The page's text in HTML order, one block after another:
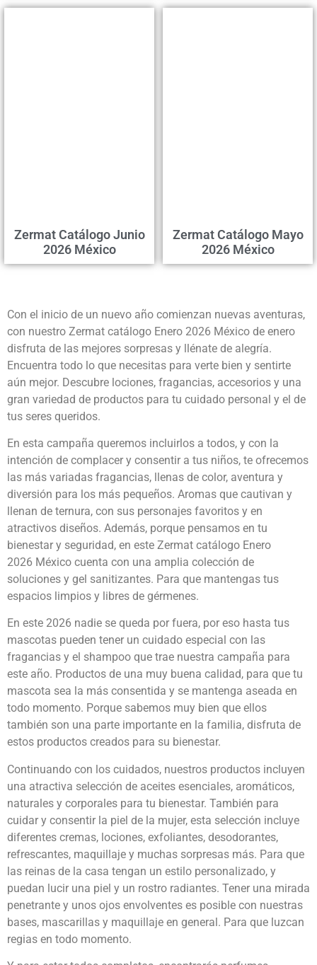
Zermat Catálogo Junio
2026 México
Zermat Catálogo Mayo
2026 México
Con el inicio de un nuevo año comienzan nuevas aventuras,
con nuestro Zermat catálogo Enero 2026 México de enero
disfruta de las mejores sorpresas y llénate de alegría.
Encuentra todo lo que necesitas para verte bien y sentirte
aún mejor. Descubre lociones, fragancias, accesorios y una
gran variedad de productos para tu cuidado personal y el de
tus seres queridos.
En esta campaña queremos incluirlos a todos, y con la
intención de complacer y consentir a tus niños, te ofrecemos
las más variadas fragancias, llenas de color, aventura y
diversión para los más pequeños. Aromas que cautivan y
llenan de ternura, con sus personajes favoritos y en
atractivos diseños. Además, porque pensamos en tu
bienestar y seguridad, en este Zermat catálogo Enero
2026 México cuenta con una amplia colección de
soluciones y gel sanitizantes. Para que mantengas tus
espacios limpios y libres de gérmenes.
En este 2026 nadie se queda por fuera, por eso hasta tus
mascotas pueden tener un cuidado especial con las
fragancias y el shampoo que trae nuestra campaña para
este año. Productos de una muy buena calidad, para que tu
mascota sea la más consentida y se mantenga aseada en
todo momento. Porque sabemos muy bien que ellos
también son una parte importante en la familia, disfruta de
estos productos creados para su bienestar.
Continuando con los cuidados, nuestros productos incluyen
una atractiva selección de aceites esenciales, aromáticos,
naturales y corporales para tu bienestar. También para
cuidar y consentir la piel de la mujer, esta selección incluye
diferentes cremas, lociones, exfoliantes, desodorantes,
refrescantes, maquillaje y muchas sorpresas más. Para que
las reinas de la casa tengan un estilo personalizado, y
puedan lucir una piel y un rostro radiantes. Tener una mirada
penetrante y unos ojos envolventes es posible con nuestras
bases, mascarillas y maquillaje en general. Para que luzcan
regias en todo momento.